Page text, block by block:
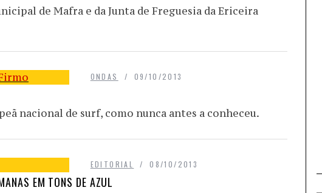
de Mafra e da Junta de Freguesia da Ericeira
ONDAS 09/10/2013
nacional de surf, como nunca antes a conheceu.
EDITORIAL 08/10/2013
EM TONS DE AZUL